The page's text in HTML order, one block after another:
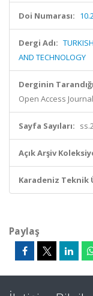
Doi Numarası:
Dergi Adı:
AND TECHNOLOGY
Derginin
Open Access
Sayfa Sayıları:
Açık Arşiv
Karadeniz Teknik
Paylaş